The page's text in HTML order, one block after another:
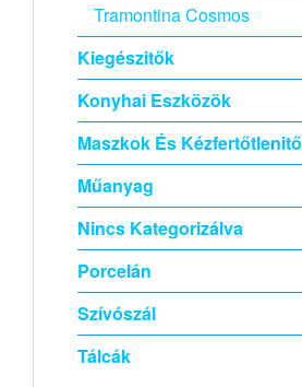
Tramontina Cosmos
Kiegészitők
Konyhai Eszközök
Maszkok És Kézfertőtlenitő
Műanyag
Nincs Kategorizálva
Porcelán
Szívószál
Tálcák